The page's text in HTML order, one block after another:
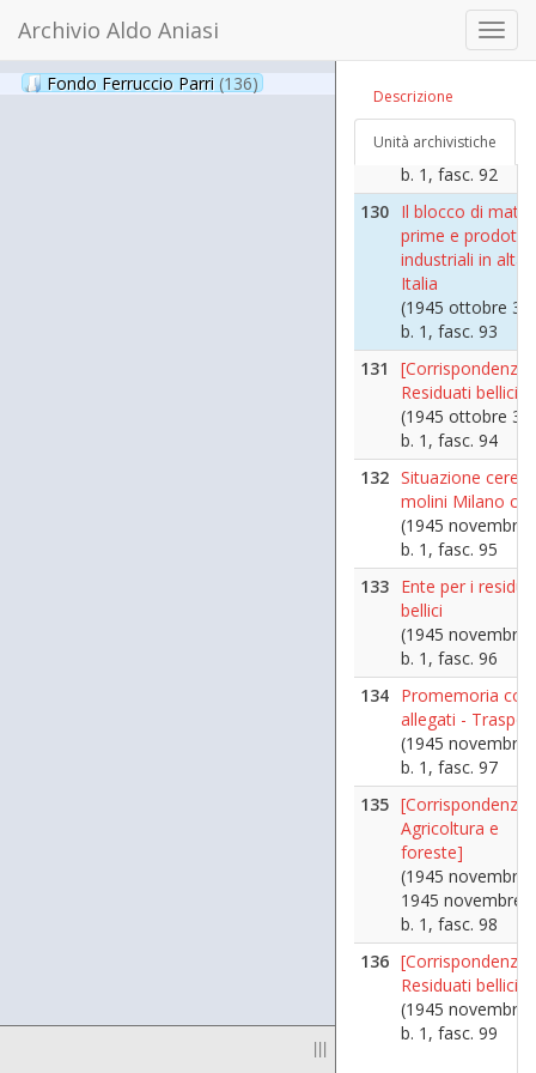
Archivio Aldo Aniasi
Fondo Ferruccio Parri (136)
|||
Descrizione
Unità archivistiche
(1945 ottobre 28)
b. 1, fasc. 91
Richieste
Firenze]
(1945 ottobre 29)
b. 1, fasc. 92
130 Il blocco di
prime e prodotti
industriali in alta
Italia
(1945 ottobre 31)
b. 1, fasc. 93
131
[Corrispondenza
Residuati bellici]
(1945 ottobre 31)
b. 1, fasc. 94
132 Situazione cereali
molini Milano
(1945 novembre)
b. 1, fasc. 95
133 Ente per i
bellici
(1945 novembre
b. 1, fasc. 96
134 Promemoria con
allegati -
(1945 novembre
b. 1, fasc. 97
135 [Corrispondenza
Agricoltura e
foreste]
(1945 novembre
1945 novembre
b. 1, fasc. 98
136 [Corrispondenza
Residuati bellici]
(1945 novembre
b. 1, fasc. 99